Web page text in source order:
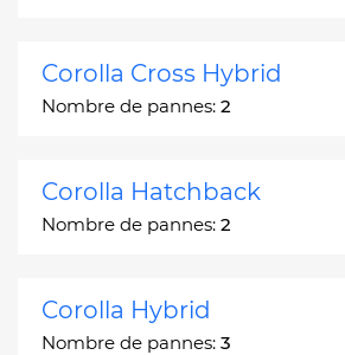
Corolla Cross Hybrid
Nombre de pannes: 2
Corolla Hatchback
Nombre de pannes: 2
Corolla Hybrid
Nombre de pannes: 3